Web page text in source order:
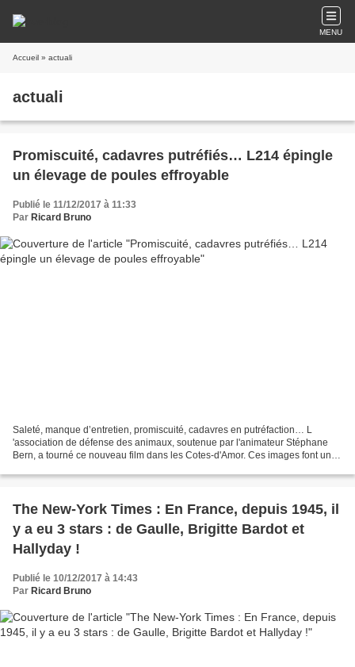
MENU
Accueil » actuali
actuali
Promiscuité, cadavres putréfiés… L214 épingle
un élevage de poules effroyable
Publié le 11/12/2017 à 11:33
Par Ricard Bruno
Saleté, manque d’entretien, promiscuité, cadavres en putréfaction… L
'association de défense des animaux, soutenue par l'animateur Stéphane
Bern, a tourné ce nouveau film dans les Cotes-d'Amor. Ces images font une
The New-York Times : En France, depuis 1945, il
y a eu 3 stars : de Gaulle, Brigitte Bardot et
Hallyday !
Publié le 10/12/2017 à 14:43
Par Ricard Bruno